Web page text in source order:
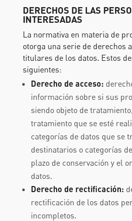
DERECHOS DE LAS
INTERESADAS
La normativa en materia de
otorga una serie de derechos
titulares de los datos. Estos
siguientes:
Derecho de acceso:
información sobre si sus
siendo objeto de
tratamiento que se esté
categorías de datos que se
destinatarios o categorías
plazo de conservación y el
datos.
Derecho de rectificación:
rectificación de los datos
incompletos.